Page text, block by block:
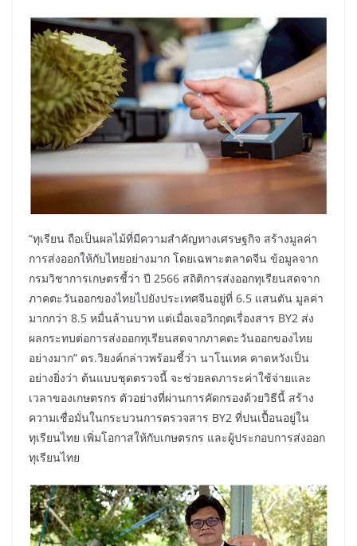
“ทุเรียน ถือเป็นผลไม้ที่มีความสำคัญทางเศรษฐกิจ สร้างมูลค่า
การส่งออกให้กับไทยอย่างมาก โดยเฉพาะตลาดจีน ข้อมูลจาก
กรมวิชาการเกษตรชี้ว่า ปี 2566 สถิติการส่งออกทุเรียนสดจาก
ภาคตะวันออกของไทยไปยังประเทศจีนอยู่ที่ 6.5 แสนตัน มูลค่า
มากกว่า 8.5 หมื่นล้านบาท แต่เมื่อเจอวิกฤตเรื่องสาร BY2 ส่ง
ผลกระทบต่อการส่งออกทุเรียนสดจากภาคตะวันออกของไทย
อย่างมาก” ดร.วิยงค์กล่าวพร้อมชี้ว่า นาโนเทค คาดหวังเป็น
อย่างยิ่งว่า ต้นแบบชุดตรวจนี้ จะช่วยลดภาระค่าใช้จ่ายและ
เวลาของเกษตรกร ตัวอย่างที่ผ่านการคัดกรองด้วยวิธีนี้ สร้าง
ความเชื่อมั่นในกระบวนการตรวจสาร BY2 ที่ปนเปื้อนอยู่ใน
ทุเรียนไทย เพิ่มโอกาสให้กับเกษตรกร และผู้ประกอบการส่งออก
ทุเรียนไทย